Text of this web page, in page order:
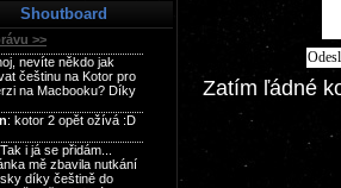
Zatím ľádné
Shoutboard